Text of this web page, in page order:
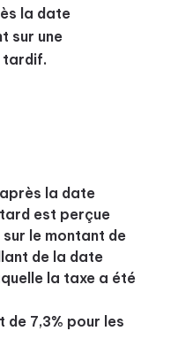
la date
sur une
tardif.
la date
est perçue
le montant de
de la date
la taxe a été
de 7,3% pour les